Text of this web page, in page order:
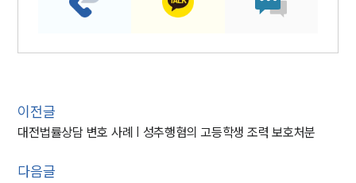
이전글
대전법률상담 변호 사례 | 성추행혐의 고등학생 조력 보호처분
다음글